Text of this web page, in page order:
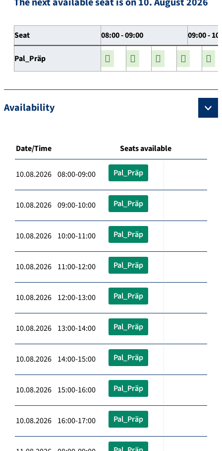
Seat 08:00 - 09:00 09:00 -
Pal_Präp
Availability
Date/Time Seats available
10.08.2026 08:00-09:00 Pal_Präp
10.08.2026 09:00-10:00 Pal_Präp
10.08.2026 10:00-11:00 Pal_Präp
10.08.2026 11:00-12:00 Pal_Präp
10.08.2026 12:00-13:00 Pal_Präp
10.08.2026 13:00-14:00 Pal_Präp
10.08.2026 14:00-15:00 Pal_Präp
10.08.2026 15:00-16:00 Pal_Präp
10.08.2026 16:00-17:00 Pal_Präp